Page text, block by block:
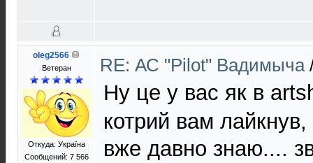
oleg2566
Ветеран
Откуда: Україна
Сообщений: 7 566
RE: АС "Pilot" Вадимыча
Ну це у вас як в
котрий вам лайкнув,
вже давно знаю....